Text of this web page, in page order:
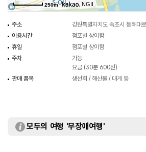
250m , NGII
주소
강원특별자치도 속초시 동해대
이용시간
점포별 상이함
휴일
점포별 상이함
주차
가능
요금 (30분 600원)
판매 품목
생선회 / 해산물 / 대게 등
모두의 여행 '무장애여행'